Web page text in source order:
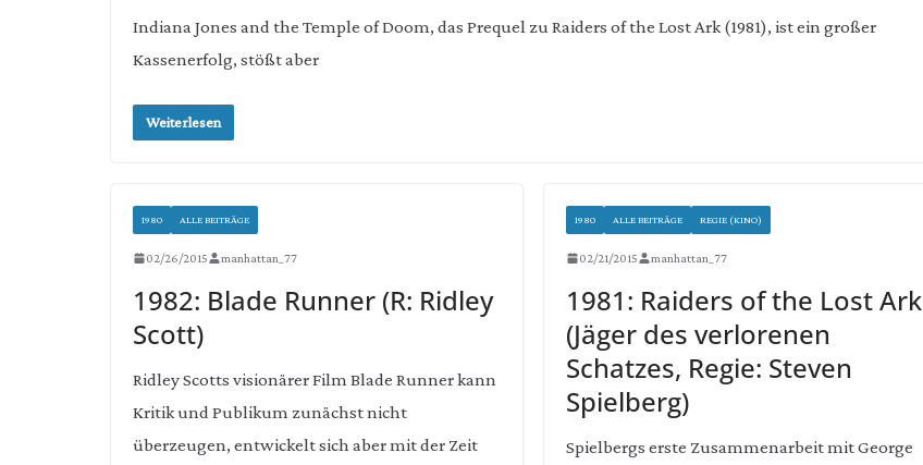
Indiana Jones and the Temple of Doom, das Prequel zu Raiders of the Lost Ark (1981), ist ein großer
Kassenerfolg, stößt aber
Weiterlesen
1980 ALLE BEITRÄGE
02/26/2015 manhattan_77
1982: Blade Runner (R: Ridley
Scott)
Ridley Scotts visionärer Film Blade Runner kann
Kritik und Publikum zunächst nicht
überzeugen, entwickelt sich aber mit der Zeit
1980 ALLE BEITRÄGE REGIE (KINO)
02/21/2015 manhattan_77
1981: Raiders of the Lost Ark
(Jäger des verlorenen
Schatzes, Regie: Steven
Spielberg)
Spielbergs erste Zusammenarbeit mit George